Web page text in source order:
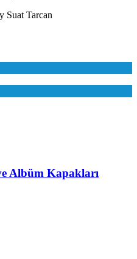
Suat Tarcan
Albüm Kapakları